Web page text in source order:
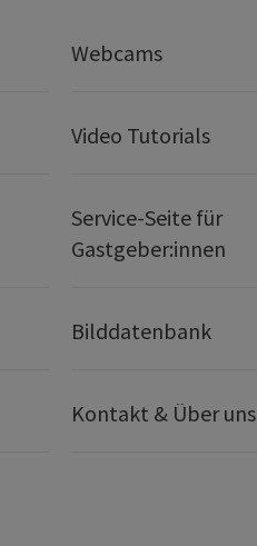
Webcams
Video Tutorials
Service-Seite für
Gastgeber:innen
Bilddatenbank
Kontakt & Über uns